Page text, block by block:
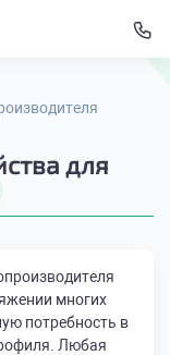
для
многих
потребность в
Любая